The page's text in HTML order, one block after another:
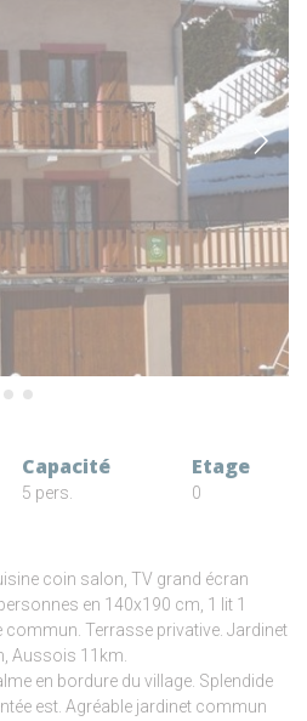
Capacité
5 pers.
Etage
0
coin salon, TV grand écran
en 140x190 cm, 1 lit 1
commun. Terrasse privative. Jardinet
Aussois 11km.
en bordure du village. Splendide
est. Agréable jardinet commun